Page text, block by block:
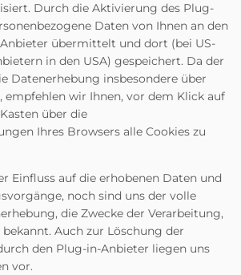
Durch die Aktivierung des Plug-
Daten von Ihnen an den
übermittelt und dort (bei US-
in den USA) gespeichert. Da der
Datenerhebung insbesondere über
wir Ihnen, vor dem Klick auf
über die
Ihres Browsers alle Cookies zu
Einfluss auf die erhobenen Daten und
noch sind uns der volle
die Zwecke der Verarbeitung,
Auch zur Löschung der
den Plug-in-Anbieter liegen uns
vor.